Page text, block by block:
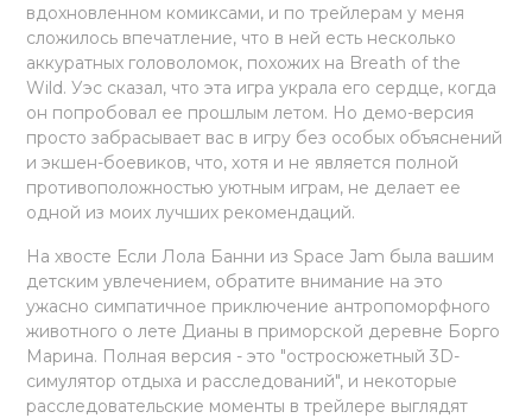
вдохновленном комиксами, и по трейлерам у меня
сложилось впечатление, что в ней есть несколько
аккуратных головоломок, похожих на Breath of the
Wild. Уэс сказал, что эта игра украла его сердце, когда
он попробовал ее прошлым летом. Но демо-версия
просто забрасывает вас в игру без особых объяснений
и экшен-боевиков, что, хотя и не является полной
противоположностью уютным играм, не делает ее
одной из моих лучших рекомендаций.
На хвосте Если Лола Банни из Space Jam была вашим
детским увлечением, обратите внимание на это
ужасно симпатичное приключение антропоморфного
животного о лете Дианы в приморской деревне Борго
Марина. Полная версия - это "остросюжетный 3D-
симулятор отдыха и расследований", и некоторые
расследовательские моменты в трейлере выглядят